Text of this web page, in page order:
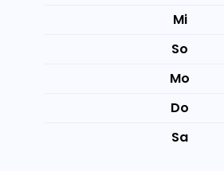
Mi
So
Mo
Do
Sa